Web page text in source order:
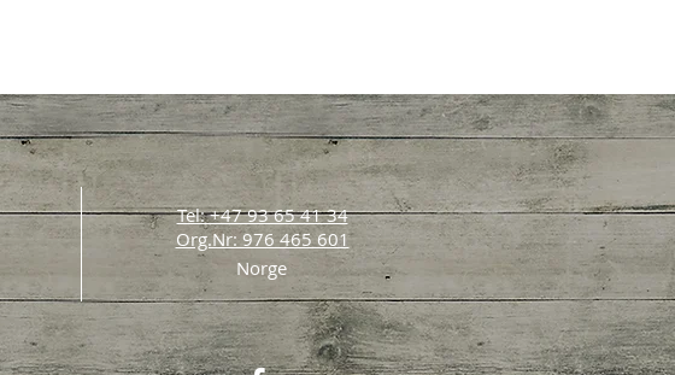
Tel: +47 93 65 41 34
Org.Nr: 976 465 601
Norge